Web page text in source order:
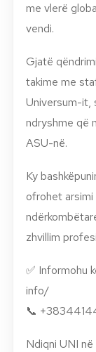
me vlerë
vendi.
Gjatë
takime me
Universum-it,
ndryshme që
ASU-në.
Ky
ofrohet arsimi
zhvillim
✅ Informohu
info/
📞
Ndiqni UNI